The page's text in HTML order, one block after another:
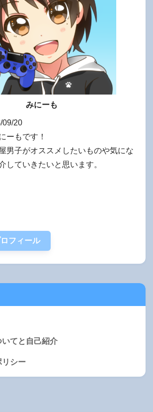
みにーも
20
ーもです！
男子がオススメしたいものや気にな
していきたいと思います。
フィール
てと自己紹介
リシー